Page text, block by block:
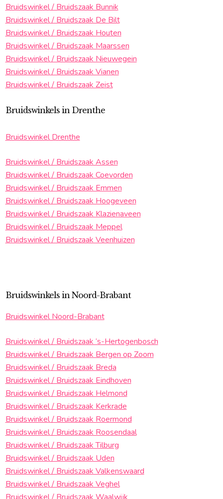
Bruidswinkel / Bruidszaak Bunnik
Bruidswinkel / Bruidszaak De Bilt
Bruidswinkel / Bruidszaak Houten
Bruidswinkel / Bruidszaak Maarssen
Bruidswinkel / Bruidszaak Nieuwegein
Bruidswinkel / Bruidszaak Vianen
Bruidswinkel / Bruidszaak Zeist
Bruidswinkels in Drenthe
Bruidswinkel Drenthe
Bruidswinkel / Bruidszaak Assen
Bruidswinkel / Bruidszaak Coevorden
Bruidswinkel / Bruidszaak Emmen
Bruidswinkel / Bruidszaak Hoogeveen
Bruidswinkel / Bruidszaak Klazienaveen
Bruidswinkel / Bruidszaak Meppel
Bruidswinkel / Bruidszaak Veenhuizen
Bruidswinkels in Noord-Brabant
Bruidswinkel Noord-Brabant
Bruidswinkel / Bruidszaak ‘s-Hertogenbosch
Bruidswinkel / Bruidszaak Bergen op Zoom
Bruidswinkel / Bruidszaak Breda
Bruidswinkel / Bruidszaak Eindhoven
Bruidswinkel / Bruidszaak Helmond
Bruidswinkel / Bruidszaak Kerkrade
Bruidswinkel / Bruidszaak Roermond
Bruidswinkel / Bruidszaak Roosendaal
Bruidswinkel / Bruidszaak Tilburg
Bruidswinkel / Bruidszaak Uden
Bruidswinkel / Bruidszaak Valkenswaard
Bruidswinkel / Bruidszaak Veghel
Bruidswinkel / Bruidszaak Waalwijk